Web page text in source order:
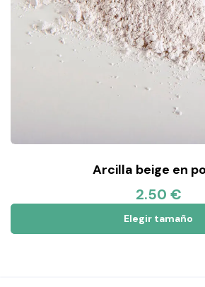
Arcilla beige en
2.50 €
Elegir tamaño